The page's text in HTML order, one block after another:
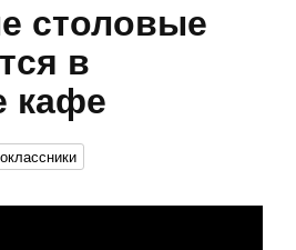
столовые
в
кафе